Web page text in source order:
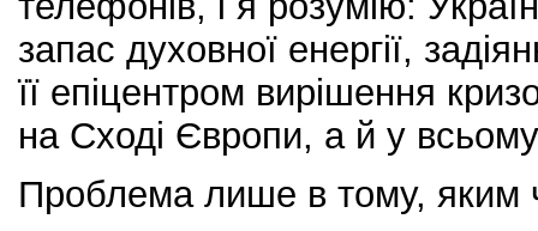
запас духовної енергії,
її епіцентром вирішення
на Сході Європи, а й у всьому
Проблема лише в тому, яким